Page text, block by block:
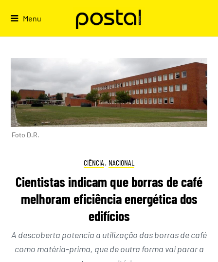
Menu
Foto D.R.
CIÊNCIA , NACIONAL
Cientistas indicam que borras de café
melhoram eficiência energética dos
edifícios
A descoberta potencia a utilização das borras de café
como matéria-prima, que de outra forma vai parar a